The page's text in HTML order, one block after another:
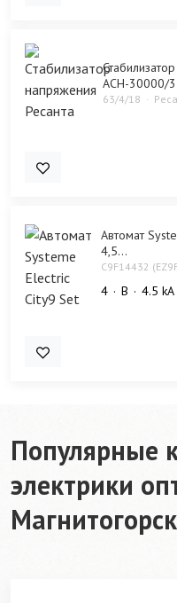
АСН-30000/
63/4/18
Автомат
4,5...
C9F14432
4 B 4.5 kA
Популярные
электрики
Магнитогорск